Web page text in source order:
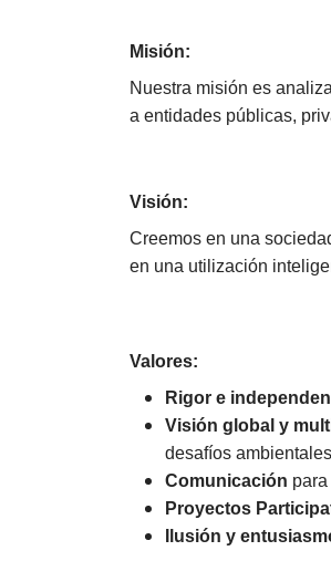
Misión:
Nuestra misión es
a entidades públicas,
Visión:
Creemos en una
en una utilización
Valores:
Rigor e
Visión global y
desafíos
Comunicación
Proyectos
Ilusión y